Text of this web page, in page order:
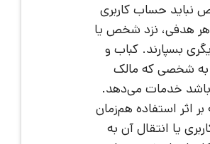
نباید حساب کاربری
هر هدفی، نزد شخص یا
بسپارند. کباب و
شخصی که مالک
خدمات می‌دهد.
اثر استفاده هم‌زمان
یا انتقال آن به